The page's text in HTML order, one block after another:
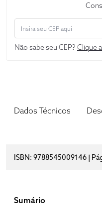
Não sabe seu CEP? Clique
Dados Técnicos
ISBN: 9788545009146 |
Sumário